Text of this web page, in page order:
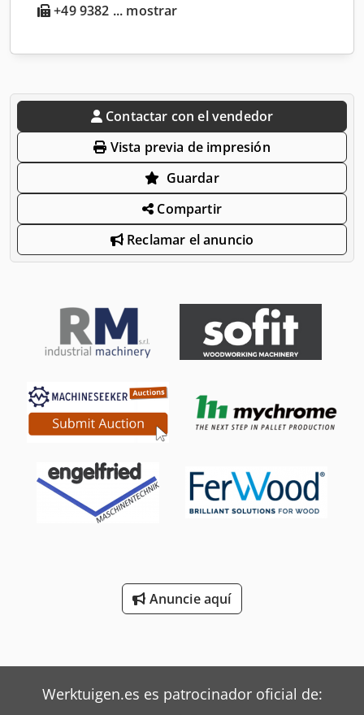
+49 9382 ... mostrar
Contactar con el vendedor
Vista previa de impresión
Guardar
Compartir
Reclamar el anuncio
Anuncie aquí
Werktuigen.es es patrocinador oficial de: